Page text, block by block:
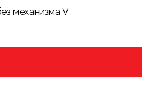
механизма V